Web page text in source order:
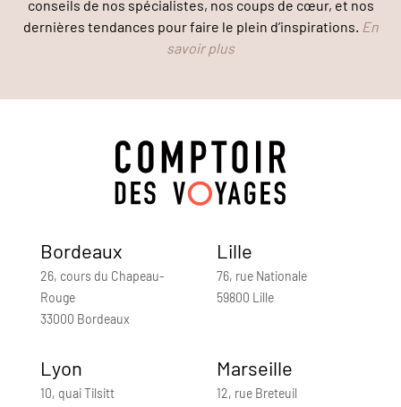
conseils de nos spécialistes, nos coups de cœur, et nos
dernières tendances pour faire le plein d’inspirations. En
savoir plus
Bordeaux
26, cours du Chapeau-
Rouge
33000 Bordeaux
Lille
76, rue Nationale
59800 Lille
Lyon
10, quai Tilsitt
Marseille
12, rue Breteuil